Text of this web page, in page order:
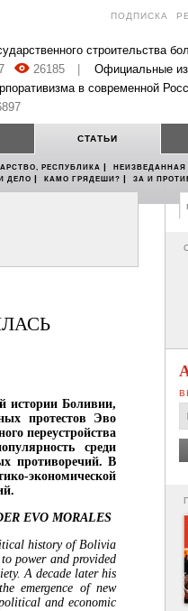
ПОДПИСКА
строительства
26185 Официальные
в современной
СТАТЬИ
РЕСПУБЛИКА | НЕИЗВЕДАННАЯ
ДЕЛО | КАМО ГРЯДЕШИ? | ЗА И
истории Боливии,
протестов Эво
переустройства
среди
противоречий. В
экономической
EVO MORALES
history of Bolivia
power and provided
A decade later his
emergence of new
and economic